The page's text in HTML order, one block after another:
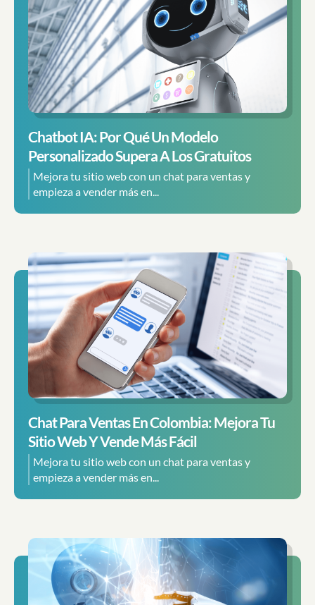
Chatbot IA: Por Qué Un Modelo
Personalizado Supera A Los Gratuitos
Mejora tu sitio web con un chat para ventas y
empieza a vender más en...
Chat Para Ventas En Colombia: Mejora Tu
Sitio Web Y Vende Más Fácil
Mejora tu sitio web con un chat para ventas y
empieza a vender más en...